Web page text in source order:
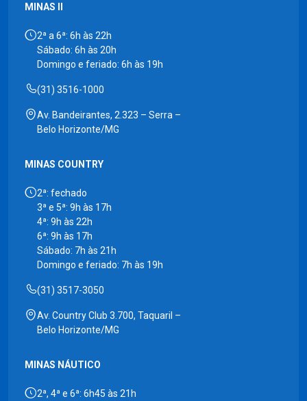
MINAS II
2ª a 6ª: 6h às 22h
Sábado: 6h às 20h
Domingo e feriado: 6h às 19h
(31) 3516-1000
Av. Bandeirantes, 2.323 – Serra –
Belo Horizonte/MG
MINAS COUNTRY
2ª: fechado
3ª e 5ª: 9h às 17h
4ª: 9h às 22h
6ª: 9h às 17h
Sábado: 7h às 21h
Domingo e feriado: 7h às 19h
(31) 3517-3050
Av. Country Club 3.700, Taquaril –
Belo Horizonte/MG
MINAS NÁUTICO
2ª, 4ª e 6ª: 6h45 às 21h